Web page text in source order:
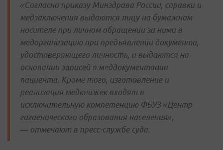
«Согласно приказу Минздрава России, справки и
медзаключения выдаются лицу на бумажном
носителе при личном обращении за ними в
медорганизацию при предъявлении документа,
удостоверяющего личность, и выдаются на
основании записей в меддокументации
пациента. Кроме того, изготовление и
реализация медкнижек входят в
исключительную компетенцию ФБУЗ «Центр
гигиенического образования населения»,
— отмечают в пресс-службе суда.